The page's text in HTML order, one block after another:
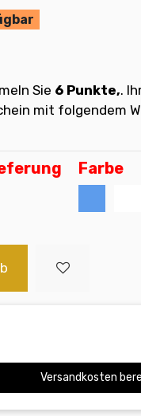
Sie 6 Punkte,.
mit folgendem
Farbe
Versandkosten